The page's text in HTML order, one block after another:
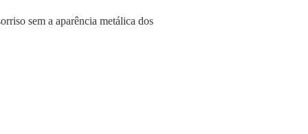
sem a aparência metálica dos